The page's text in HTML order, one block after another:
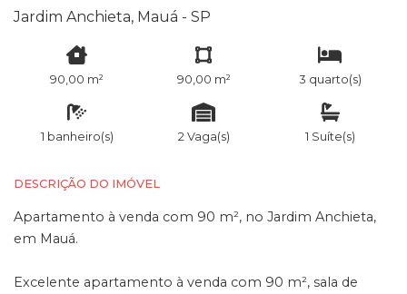
Jardim Anchieta, Mauá - SP
90,00 m² 90,00 m² 3 quarto(s)
1 banheiro(s) 2 Vaga(s) 1 Suíte(s)
DESCRIÇÃO DO IMÓVEL
Apartamento à venda com 90 m², no Jardim Anchieta,
em Mauá.
Excelente apartamento à venda com 90 m², sala de